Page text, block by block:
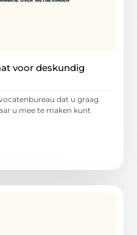
voor deskundig
dat u graag
u mee te maken kunt